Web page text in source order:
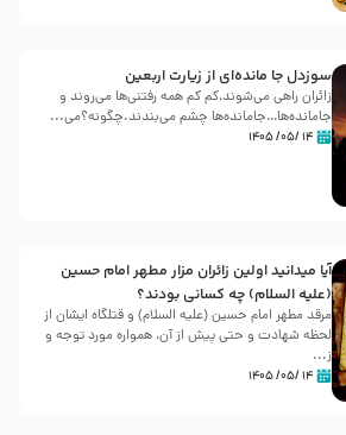
سوزدل جا مانده‌ای از زیارت اربعین
زائران راهی می‌شوند،کم‌ کم همه رفتنی‌ها می‌روند و
جامانده‌ها…جامانده‌ها چشم می‌بندند.چگونه؟می‌...
۱۴ /۰۵/ ۱۴۰۵
آیا میدانید اولین زائران مزار مطهر امام حسین
(علیه السلام) چه کسانی بودند؟
مرقد مطهر امام حسین (علیه السلام) و قتلگاه ایشان از
لحظه شهادت و حتی پیش از آن، همواره مورد توجه و
ز...
۱۴ /۰۵/ ۱۴۰۵